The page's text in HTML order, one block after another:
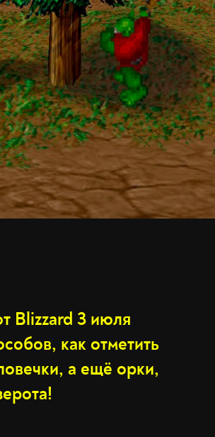
Blizzard 3 июля
как отметить
а ещё орки,